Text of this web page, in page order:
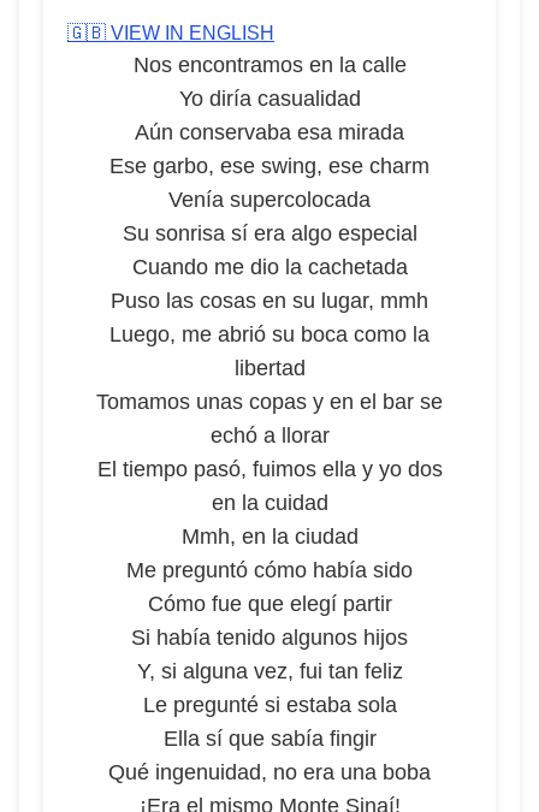
🇬🇧 VIEW IN ENGLISH
Nos encontramos en la calle
Yo diría casualidad
Aún conservaba esa mirada
Ese garbo, ese swing, ese charm
Venía supercolocada
Su sonrisa sí era algo especial
Cuando me dio la cachetada
Puso las cosas en su lugar, mmh
Luego, me abrió su boca como la
libertad
Tomamos unas copas y en el bar se
echó a llorar
El tiempo pasó, fuimos ella y yo dos
en la cuidad
Mmh, en la ciudad
Me preguntó cómo había sido
Cómo fue que elegí partir
Si había tenido algunos hijos
Y, si alguna vez, fui tan feliz
Le pregunté si estaba sola
Ella sí que sabía fingir
Qué ingenuidad, no era una boba
¡Era el mismo Monte Sinaí!